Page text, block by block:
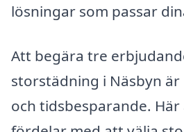
lösningar som passar
Att begära tre
storstädning i Näsbyn
och tidsbesparande.